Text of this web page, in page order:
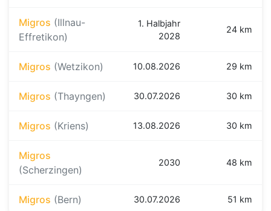
Migros (Illnau-
Effretikon)
1. Halbjahr
2028
24 km
Migros (Wetzikon) 10.08.2026 29 km
Migros (Thayngen) 30.07.2026 30 km
Migros (Kriens) 13.08.2026 30 km
Migros
(Scherzingen)
2030 48 km
Migros (Bern) 30.07.2026 51 km